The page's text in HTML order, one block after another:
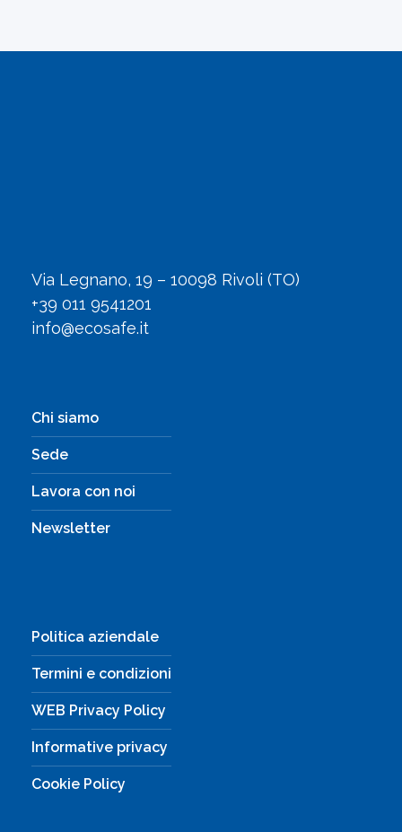
Via Legnano, 19 – 10098 Rivoli (TO)
+39 011 9541201
info@ecosafe.it
Chi siamo
Sede
Lavora con noi
Newsletter
Politica aziendale
Termini e condizioni
WEB Privacy Policy
Informative privacy
Cookie Policy